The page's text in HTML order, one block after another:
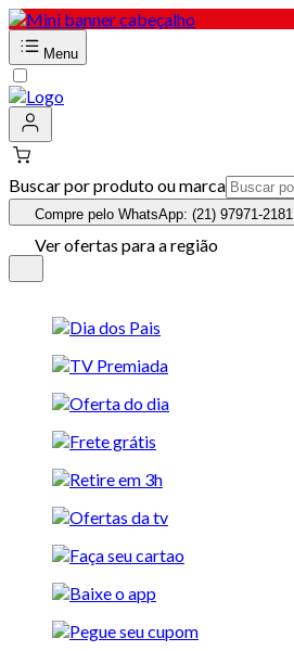
Menu
Buscar por produto ou marca
Compre pelo WhatsApp: (21) 97971-2181
Ver ofertas para a região